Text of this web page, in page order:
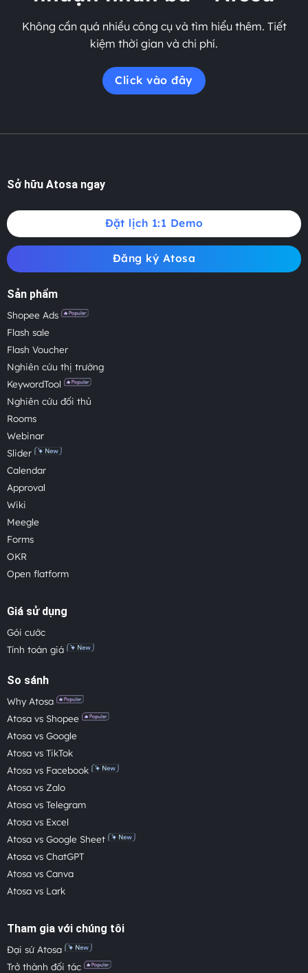
Không cần quá nhiều công cụ và tìm hiểu thêm. Tiết
kiệm thời gian và chi phí.
Click vào đây
Sở hữu Atosa ngay
Đặt lịch 1:1 Demo
Đăng ký Atosa
Sản phẩm
Shopee Ads
Flash sale
Flash Voucher
Nghiên cứu thị trường
KeywordTool
Nghiên cứu đối thủ
Rooms
Webinar
Slider
Calendar
Approval
Wiki
Meegle
Forms
OKR
Open flatform
Giá sử dụng
Gói cước
Tính toán giá
So sánh
Why Atosa
Atosa vs Shopee
Atosa vs Google
Atosa vs TikTok
Atosa vs Facebook
Atosa vs Zalo
Atosa vs Telegram
Atosa vs Excel
Atosa vs Google Sheet
Atosa vs ChatGPT
Atosa vs Canva
Atosa vs Lark
Tham gia với chúng tôi
Đại sứ Atosa
Trở thành đối tác